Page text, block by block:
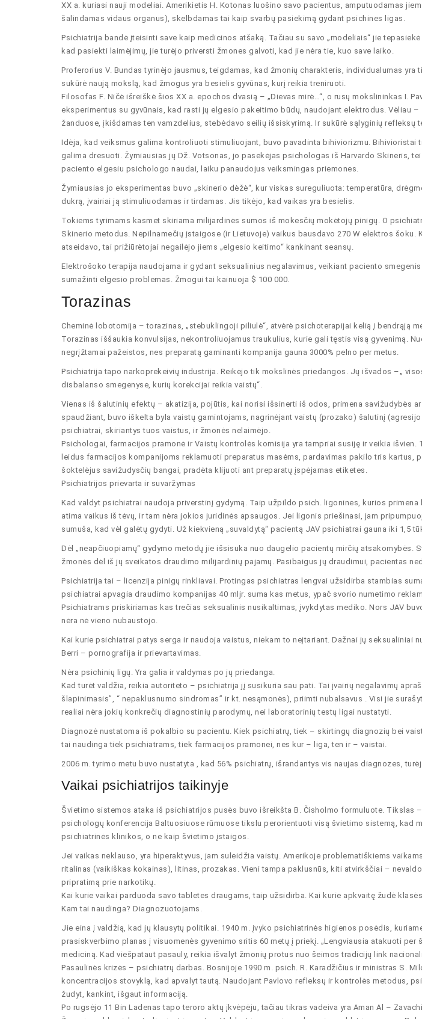
XX a. kuriasi nauji modeliai. Amerikietis H. Kotonas luošino savo pacientus, amputuodamas
šalindamas vidaus organus), skelbdamas tai kaip svarbų pasiekimą gydant psichines ligas.
Psichiatrija bandė įteisinti save kaip medicinos atšaką. Tačiau su savo „modeliais“ jie
kad pasiekti laimėjimų, jie turėjo priversti žmones galvoti, kad jie nėra tie, kuo save laiko.
Proferorius V. Bundas tyrinėjo jausmus, teigdamas, kad žmonių charakteris, individualumas yra
sukūrė naują mokslą, kad žmogus yra besielis gyvūnas, kurį reikia treniruoti.
Filosofas F. Ničė išreiškė šios XX a. epochos dvasią – „Dievas mirė…“, o rusų mokslininkas I.
eksperimentus su gyvūnais, kad rasti jų elgesio pakeitimo būdų, naudojant elektrodus. Vėliau –
žanduose, įkišdamas ten vamzdelius, stebėdavo seilių išsiskyrimą. Ir sukūrė sąlyginių refleksų
Idėja, kad veiksmus galima kontroliuoti stimuliuojant, buvo pavadinta bihiviorizmu. Bihivioristai
galima dresuoti. Žymiausias jų Dž. Votsonas, jo pasekėjas psichologas iš Harvardo Skineris,
paciento elgesiu psichologo naudai, laiku panaudojus veiksmingas priemones.
Žymiausias jo eksperimentas buvo „skinerio dėžė“, kur viskas sureguliuota: temperatūra,
dukrą, įvairiai ją stimuliuodamas ir tirdamas. Jis tikėjo, kad vaikas yra besielis.
Tokiems tyrimams kasmet skiriama milijardinės sumos iš mokesčių mokėtojų pinigų. O
Skinerio metodus. Nepilnamečių įstaigose (ir Lietuvoje) vaikus bausdavo 270 W elektros šoku.
atseidavo, tai prižiūrėtojai negailėjo jiems „elgesio keitimo“ kankinant seansų.
Elektrošoko terapija naudojama ir gydant seksualinius negalavimus, veikiant paciento
sumažinti elgesio problemas. Žmogui tai kainuoja $ 100 000.
Torazinas
Cheminė lobotomija – torazinas, „stebuklingoji piliulė“, atvėrė psichoterapijai kelią į bendrąją
Torazinas iššaukia konvulsijas, nekontroliuojamus traukulius, kurie gali tęstis visą gyvenimą.
negrįžtamai pažeistos, nes preparatą gaminanti kompanija gauna 3000% pelno per metus.
Psichiatrija tapo narkoprekeivių industrija. Reikėjo tik mokslinės priedangos. Jų išvados –„
disbalanso smegenyse, kurių korekcijai reikia vaistų“.
Vienas iš šalutinių efektų – akatizija, pojūtis, kai norisi išsinerti iš odos, primena savižudybės
spaudžiant, buvo iškelta byla vaistų gamintojams, nagrinėjant vaistų (prozako) šalutinį
psichiatrai, skiriantys tuos vaistus, ir žmonės nelaimėjo.
Psichologai, farmacijos pramonė ir Vaistų kontrolės komisija yra tampriai susiję ir veikia išvien.
leidus farmacijos kompanijoms reklamuoti preparatus masėms, pardavimas pakilo tris kartus,
šoktelėjus savižudysčių bangai, pradėta klijuoti ant preparatų įspėjamas etiketes.
Psichiatrijos prievarta ir suvaržymas
Kad valdyt psichiatrai naudoja priverstinį gydymą. Taip užpildo psich. ligonines, kurios
atima vaikus iš tėvų, ir tam nėra jokios juridinės apsaugos. Jei ligonis priešinasi, jam
sumuša, kad vėl galėtų gydyti. Už kiekvieną „suvaldytą“ pacientą JAV psichiatrai gauna iki 1,5
Dėl „neapčiuopiamų“ gydymo metodų jie išsisuka nuo daugelio pacientų mirčių atsakomybės.
žmonės dėl iš jų sveikatos draudimo milijardinių pajamų. Pasibaigus jų draudimui, pacientas
Psichiatrija tai – licenzija pinigų rinkliavai. Protingas psichiatras lengvai užsidirba stambias
psichiatrai apvagia draudimo kompanijas 40 mljr. suma kas metus, ypač svorio numetimo
Psichiatrams priskiriamas kas trečias seksualinis nusikaltimas, įvykdytas mediko. Nors JAV
nėra nė vieno nubaustojo.
Kai kurie psichiatrai patys serga ir naudoja vaistus, niekam to neįtariant. Dažnai jų seksualiniai
Berri – pornografija ir prievartavimas.
Nėra psichinių ligų. Yra galia ir valdymas po jų priedanga.
Kad turėt valdžia, reikia autoriteto – psichiatrija jį susikuria sau pati. Tai įvairių negalavimų
šlapinimasis”, “ nepaklusnumo sindromas” ir kt. nesąmonės), priimti nubalsavus . Visi jie
realiai nėra jokių konkrečių diagnostinių parodymų, nei laboratorinių testų ligai nustatyti.
Diagnozė nustatoma iš pokalbio su pacientu. Kiek psichiatrų, tiek – skirtingų diagnozių bei
tai naudinga tiek psichiatrams, tiek farmacijos pramonei, nes kur – liga, ten ir – vaistai.
2006 m. tyrimo metu buvo nustatyta , kad 56% psichiatrų, išrandantys vis naujas diagnozes,
Vaikai psichiatrijos taikinyje
Švietimo sistemos ataka iš psichiatrijos pusės buvo išreikšta B. Čisholmo formuluote. Tikslas
psichologų konferencija Baltuosiuose rūmuose tikslu perorientuoti visą švietimo sistemą, kad
psichiatrinės klinikos, o ne kaip švietimo įstaigos.
Jei vaikas neklauso, yra hiperaktyvus, jam suleidžia vaistų. Amerikoje problematiškiems
ritalinas (vaikiškas kokainas), litinas, prozakas. Vieni tampa paklusnūs, kiti atvirkščiai –
pripratimą prie narkotikų.
Kai kurie vaikai parduoda savo tabletes draugams, taip užsidirba. Kai kurie apkvaitę žudė
Kam tai naudinga? Diagnozuotojams.
Jie eina į valdžią, kad jų klausytų politikai. 1940 m. įvyko psichiatrinės higienos posėdis,
prasiskverbimo planas į visuomenės gyvenimo sritis 60 metų į priekį. „Lengviausia atakuoti per
mediciną. Kad viešpataut pasauly, reikia išvalyt žmonių protus nuo šeimos tradicijų link
Pasaulinės krizės – psichiatrų darbas. Bosnijoje 1990 m. psich. R. Karadžičius ir ministras S.
koncentracijos stovyklą, kad apvalyt tautą. Naudojant Pavlovo refleksų ir kontrolės metodus,
žudyt, kankint, išgaut informaciją.
Po rugsėjo 11 Bin Ladenas tapo teroro aktų įkvėpėju, tačiau tikras vadeiva yra Aman Al –